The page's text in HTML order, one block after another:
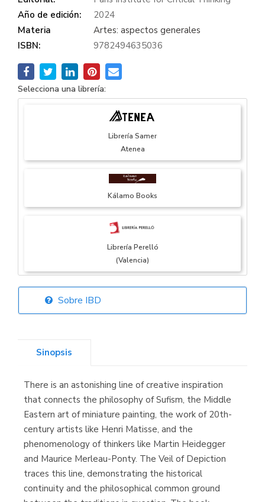
Año de edición:
2024
Materia
Artes: aspectos generales
ISBN:
9782494635036
Selecciona una librería:
Librería Samer
Atenea
Kálamo Books
Librería Perelló
(Valencia)
Librería Elías
Librería Kolima
(Madrid)
Librería Proteo
(Málaga)
Sobre IBD
Sinopsis
There is an astonishing line of creative inspiration
that connects the philosophy of Sufism, the Middle
Eastern art of miniature painting, the work of 20th-
century artists like Henri Matisse, and the
phenomenology of thinkers like Martin Heidegger
and Maurice Merleau-Ponty. The Veil of Depiction
traces this line, demonstrating the historical
continuity and the philosophical common ground